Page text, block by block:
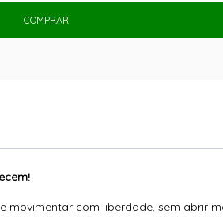
COMPRAR
movimentar com liberdade, sem abrir